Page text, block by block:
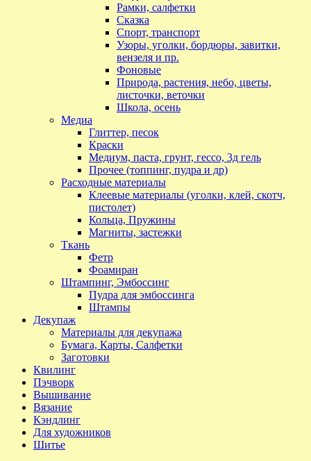
Рамки, салфетки
Сказка
Спорт, транспорт
Узоры, уголки, бордюры, завитки,
вензеля и пр.
Фоновые
Природа, растения, небо, цветы,
листочки, веточки
Школа, осень
Медиа
Глиттер, песок
Краски
Медиум, паста, грунт, гессо, 3д гель
Прочее (топпинг, пудра и др)
Расходные материалы
Клеевые материалы (уголки, клей, скотч,
пистолет)
Кольца, Пружины
Магниты, застежки
Ткань
Фетр
Фоамиран
Штампинг, Эмбоссинг
Пудра для эмбоссинга
Штампы
Декупаж
Материалы для декупажа
Бумага, Карты, Салфетки
Заготовки
Квилинг
Пэчворк
Вышивание
Вязание
Кэндлинг
Для художников
Шитье